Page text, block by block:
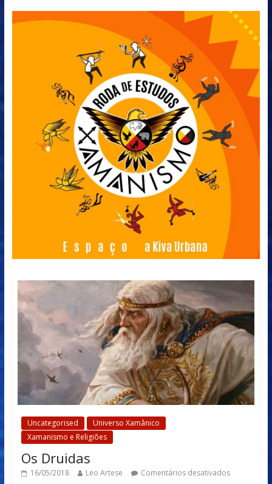
Uncategorised
Universo Xamânico
Xamanismo e Religiões
Os Druidas
16/05/2018 Leo Artese Comentários desativados